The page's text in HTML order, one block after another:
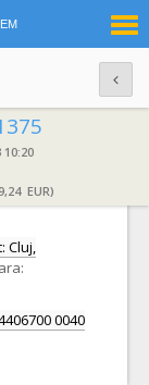
10:20
EUR)
CIF:
Cluj,
0040